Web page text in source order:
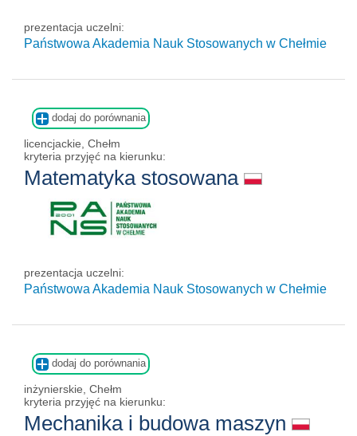
prezentacja uczelni:
Państwowa Akademia Nauk Stosowanych w Chełmie
dodaj do porównania
licencjackie, Chełm
kryteria przyjęć na kierunku:
Matematyka stosowana
prezentacja uczelni:
Państwowa Akademia Nauk Stosowanych w Chełmie
dodaj do porównania
inżynierskie, Chełm
kryteria przyjęć na kierunku:
Mechanika i budowa maszyn